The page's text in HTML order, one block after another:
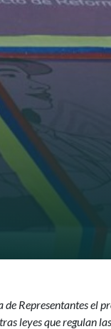
de Representantes el
leyes que regulan